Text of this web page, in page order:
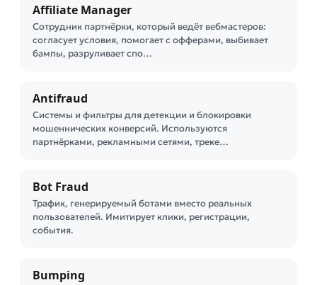
Affiliate Manager
Сотрудник партнёрки, который ведёт вебмастеров:
согласует условия, помогает с офферами, выбивает
бампы, разруливает спо…
Antifraud
Системы и фильтры для детекции и блокировки
мошеннических конверсий. Используются
партнёрками, рекламными сетями, треке…
Bot Fraud
Трафик, генерируемый ботами вместо реальных
пользователей. Имитирует клики, регистрации,
события.
Bumping